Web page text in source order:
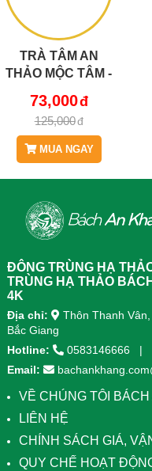
TRÀ TÂM AN
THẢO MỘC TÂM -
THIỆN GIẤC NGỦ
(HỘP 30 TÚI LỌC)
73,000
125,000
MUA NGAY
ĐÔNG TRÙNG HẠ
TRÙNG HẠ THẢO
4K
Địa chỉ:
Thôn Thanh
Bắc Giang
Hotline:
0583146666
Email:
VỀ CHÚNG TÔI
LIÊN HỆ
CHÍNH SÁCH GIÁ,
QUY CHẾ HOẠT